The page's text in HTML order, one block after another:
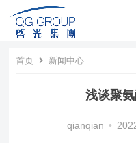
首页 新闻中心
浅谈聚
qianqian •